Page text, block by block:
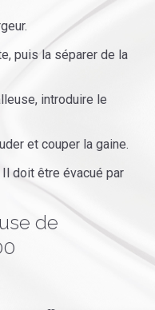
puis la séparer de la
introduire le
et couper la gaine.
doit être évacué par
de